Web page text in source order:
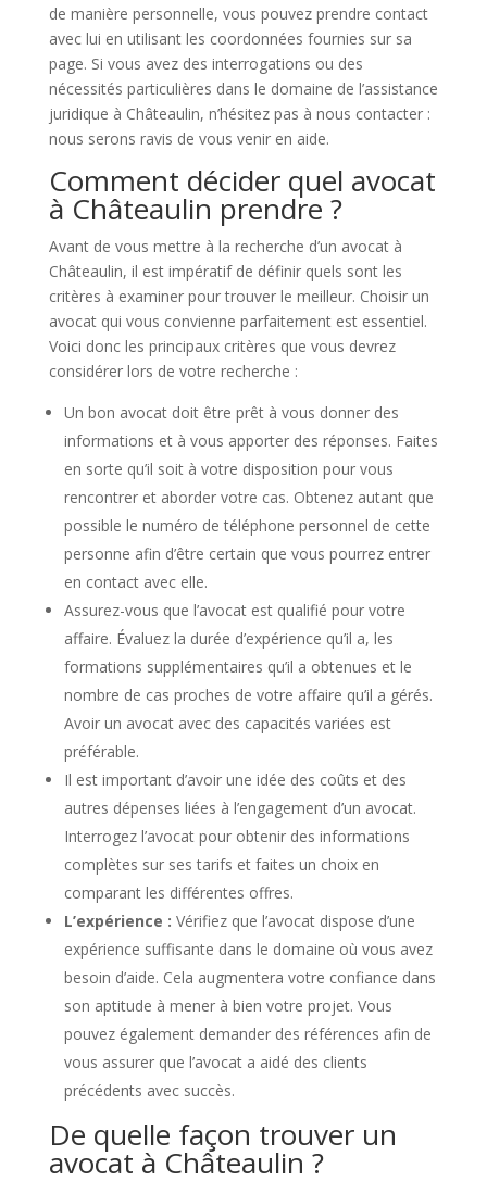
de manière personnelle, vous pouvez prendre contact
avec lui en utilisant les coordonnées fournies sur sa
page. Si vous avez des interrogations ou des
nécessités particulières dans le domaine de l’assistance
juridique à Châteaulin, n’hésitez pas à nous contacter :
nous serons ravis de vous venir en aide.
Comment décider quel avocat
à Châteaulin prendre ?
Avant de vous mettre à la recherche d’un avocat à
Châteaulin, il est impératif de définir quels sont les
critères à examiner pour trouver le meilleur. Choisir un
avocat qui vous convienne parfaitement est essentiel.
Voici donc les principaux critères que vous devrez
considérer lors de votre recherche :
Un bon avocat doit être prêt à vous donner des
informations et à vous apporter des réponses. Faites
en sorte qu’il soit à votre disposition pour vous
rencontrer et aborder votre cas. Obtenez autant que
possible le numéro de téléphone personnel de cette
personne afin d’être certain que vous pourrez entrer
en contact avec elle.
Assurez-vous que l’avocat est qualifié pour votre
affaire. Évaluez la durée d’expérience qu’il a, les
formations supplémentaires qu’il a obtenues et le
nombre de cas proches de votre affaire qu’il a gérés.
Avoir un avocat avec des capacités variées est
préférable.
Il est important d’avoir une idée des coûts et des
autres dépenses liées à l’engagement d’un avocat.
Interrogez l’avocat pour obtenir des informations
complètes sur ses tarifs et faites un choix en
comparant les différentes offres.
L’expérience : Vérifiez que l’avocat dispose d’une
expérience suffisante dans le domaine où vous avez
besoin d’aide. Cela augmentera votre confiance dans
son aptitude à mener à bien votre projet. Vous
pouvez également demander des références afin de
vous assurer que l’avocat a aidé des clients
précédents avec succès.
De quelle façon trouver un
avocat à Châteaulin ?